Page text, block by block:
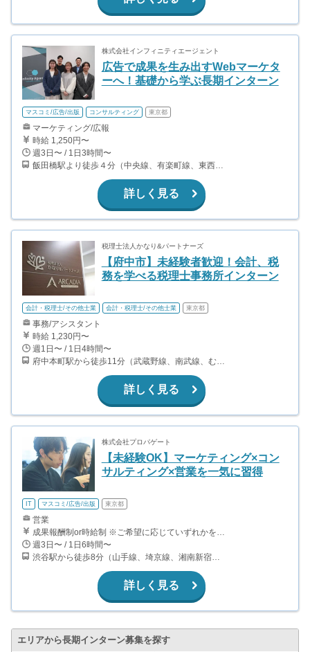
株式会社インフィニティエージェント
広告で成果を生み出すWebマーケタ
ーへ！基礎から学ぶ長期インターン
マスコミ/広告/出版 コンサルティング 東京都
マーケティング/広報
時給 1,250円〜
週3日〜 / 1日3時間〜
飯田橋駅より徒歩４分（中央線、有楽町線、東西線、南北線、都営大江戸線） 九段下駅より徒歩４分（東西線、半蔵門線、都営新宿線） ◎飯田橋駅から徒歩4分の好立地で通勤もラクラクです♪
詳しく見る
税理士法人かなり&パートナーズ
【府中市】未経験者歓迎！会計、税
務を学べる税理士事務所インターン
会計・税理士/その他士業 会計・税理士/その他士業 東京都
事務/アシスタント
時給 1,230円〜
週1日〜 / 1日4時間〜
府中本町駅から徒歩11分（武蔵野線、南武線、むさしの号） 府中駅から徒歩4分（京王線） 府中競馬正門前駅から徒歩7分（京王競馬場線）
詳しく見る
株式会社プロパゲート
【未経験OK】マーケティング×コン
サルティング×営業を一気に習得
IT マスコミ/広告/出版 東京都
営業
週3日〜 / 1日6時間〜
渋谷駅から徒歩8分（山手線、埼京線、湘南新宿ライン、銀座線、他） 表参道駅から徒歩9分（銀座線、半蔵門線、千代田線）
詳しく見る
エリアから長期インターン募集を探す